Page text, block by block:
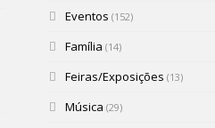
Eventos (152)
Família (14)
Feiras/Exposições (13)
Música (29)